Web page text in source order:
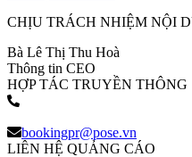
CHỊU TRÁCH NHIỆM NỘI
Bà Lê Thị Thu Hoà
Thông tin CEO
HỢP TÁC TRUYỀN THÔNG
bookingpr@pose.vn
LIÊN HỆ QUẢNG CÁO